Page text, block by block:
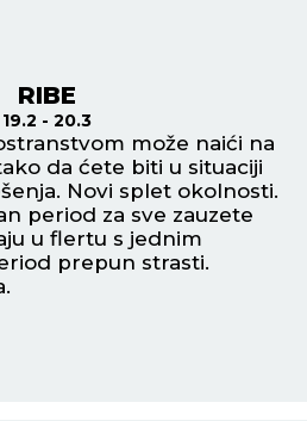
RIBE
19.2 - 20.3
može naići na
da ćete biti u situaciji
Novi splet okolnosti.
period za sve zauzete
u flertu s jednim
prepun strasti.